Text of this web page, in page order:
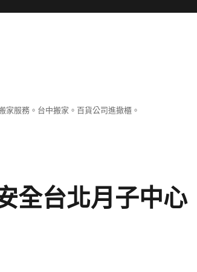
服務。台中搬家。百貨公司進撤櫃。
全台北月子中心